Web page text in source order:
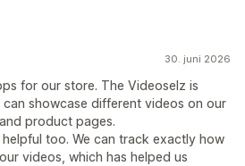
30. juni 2026
for our store. The Videoselz is
can showcase different videos on our
product pages.
too. We can track exactly how
videos, which has helped us